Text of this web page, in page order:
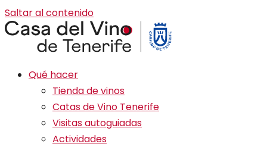
Saltar al contenido
Qué hacer
Tienda de vinos
Catas de Vino Tenerife
Visitas autoguiadas
Actividades